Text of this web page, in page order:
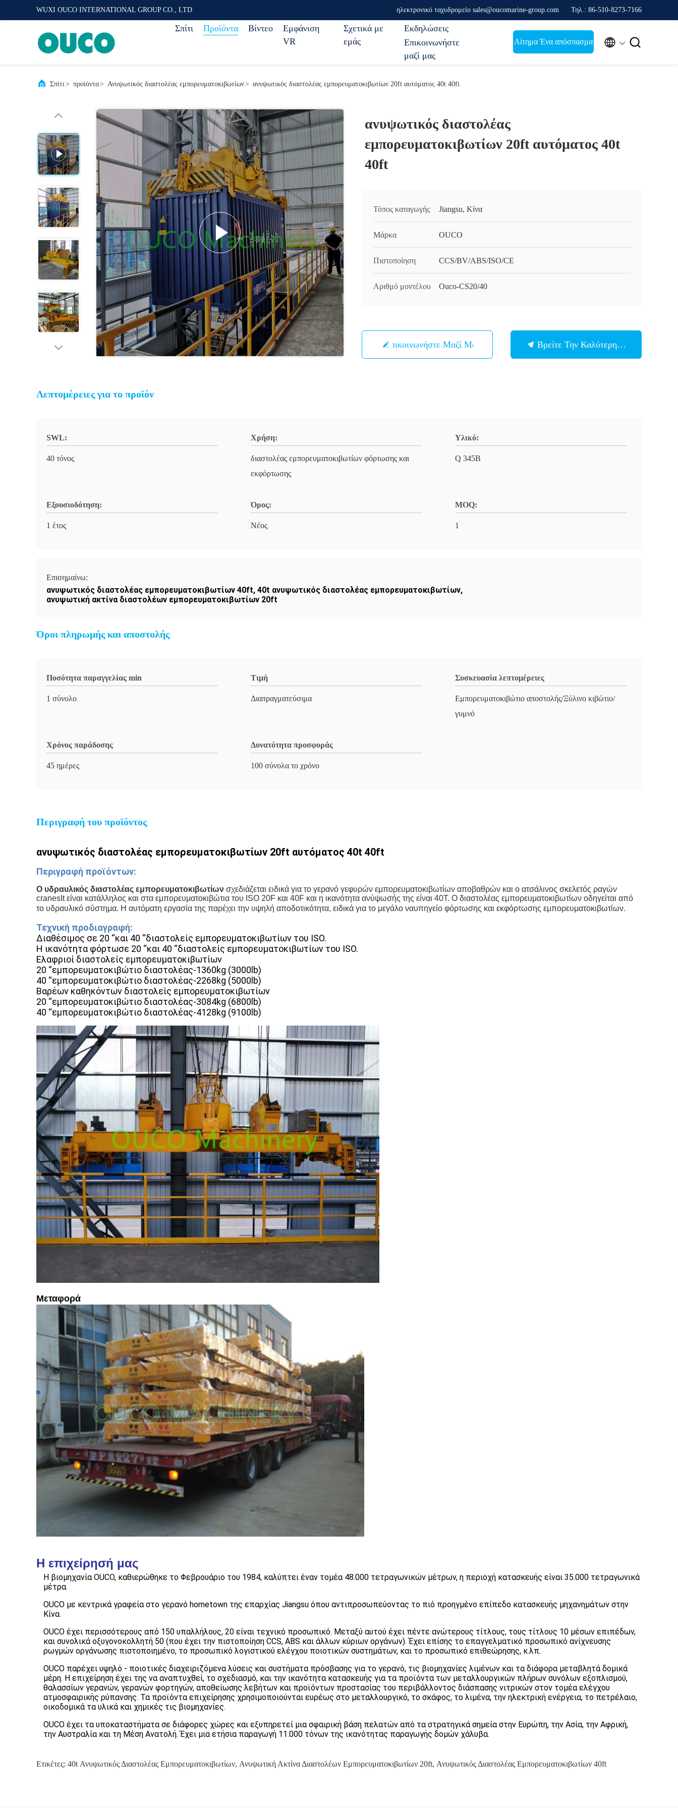
WUXI OUCO INTERNATIONAL GROUP CO., LTD ηλεκτρονικό ταχυδρομείο sales@oucomarine-group.com Τηλ.: 86-510-8273-7166
Σπίτι Προϊόντα Βίντεο
Εμφάνιση
VR
Σχετικά με
εμάς
Εκδηλώσεις
Επικοινωνήστε
μαζί μας
Αίτημα Ένα απόσπασμα  
Σπίτι> προϊόντα> Ανυψωτικός διαστολέας εμπορευματοκιβωτίων> ανυψωτικός διαστολέας εμπορευματοκιβωτίων 20ft αυτόματος 40t 40ft
ανυψωτικός διαστολέας
εμπορευματοκιβωτίων 20ft αυτόματος 40t
40ft
Τόπος καταγωγής Jiangsu, Κίνα
Μάρκα OUCO
Πιστοποίηση CCS/BV/ABS/ISO/CE
Αριθμό μοντέλου Ouco-CS20/40
Επικοινωνήστε Μαζί Μας Βρείτε Την Καλύτερη Τιμή
Λεπτομέρειες για το προϊόν
SWL:
40 τόνος
Χρήση:
διαστολέας εμπορευματοκιβωτίων φόρτωσης και
εκφόρτωσης
Υλικό:
Q 345B
Εξουσιοδότηση:
1 έτος
Όρος:
Νέος
MOQ:
1
Επισημαίνω:
ανυψωτικός διαστολέας εμπορευματοκιβωτίων 40ft, 40t ανυψωτικός διαστολέας εμπορευματοκιβωτίων,
ανυψωτική ακτίνα διαστολέων εμπορευματοκιβωτίων 20ft
Όροι πληρωμής και αποστολής
Ποσότητα παραγγελίας min
1 σύνολο
Τιμή
Διαπραγματεύσιμα
Συσκευασία λεπτομέρειες
Εμπορευματοκιβώτιο αποστολής/Ξύλινο κιβώτιο/
γυμνό
Χρόνος παράδοσης
45 ημέρες
Δυνατότητα προσφοράς
100 σύνολα το χρόνο
Περιγραφή του προϊόντος
ανυψωτικός διαστολέας εμπορευματοκιβωτίων 20ft αυτόματος 40t 40ft
Περιγραφή προϊόντων:
Ο υδραυλικός διαστολέας εμπορευματοκιβωτίων σχεδιάζεται ειδικά για το γερανό γεφυρών εμπορευματοκιβωτίων αποβαθρών και ο ατσάλινος σκελετός ραγών
cranesIt είναι κατάλληλος και στα εμπορευματοκιβώτια του ISO 20F και 40F και η ικανότητα ανύψωσής της είναι 40T. Ο διαστολέας εμπορευματοκιβωτίων οδηγείται από
το υδραυλικό σύστημα. Η αυτόματη εργασία της παρέχει την υψηλή αποδοτικότητα, ειδικά για το μεγάλο ναυπηγείο φόρτωσης και εκφόρτωσης εμπορευματοκιβωτίων.
Τεχνική προδιαγραφή:
Διαθέσιμος σε 20 “και 40 “διαστολείς εμπορευματοκιβωτίων του ISO.
Η ικανότητα φόρτωσε 20 “και 40 “διαστολείς εμπορευματοκιβωτίων του ISO.
Ελαφριοί διαστολείς εμπορευματοκιβωτίων
20 “εμπορευματοκιβώτιο διαστολέας-1360kg (3000lb)
40 “εμπορευματοκιβώτιο διαστολέας-2268kg (5000lb)
Βαρέων καθηκόντων διαστολείς εμπορευματοκιβωτίων
20 “εμπορευματοκιβώτιο διαστολέας-3084kg (6800lb)
40 “εμπορευματοκιβώτιο διαστολέας-4128kg (9100lb)
Μεταφορά
Η επιχείρησή μας
Η βιομηχανία OUCO, καθιερώθηκε το Φεβρουάριο του 1984, καλύπτει έναν τομέα 48.000 τετραγωνικών μέτρων, η περιοχή κατασκευής είναι 35.000 τετραγωνικά
μέτρα.
OUCO με κεντρικά γραφεία στο γερανό hometown της επαρχίας Jiangsu όπου αντιπροσωπεύοντας το πιό προηγμένο επίπεδο κατασκευής μηχανημάτων στην
Κίνα.
OUCO έχει περισσότερους από 150 υπαλλήλους, 20 είναι τεχνικό προσωπικό. Μεταξύ αυτού έχει πέντε ανώτερους τίτλους, τους τίτλους 10 μέσων επιπέδων,
και συνολικά οξυγονοκολλητή 50 (που έχει την πιστοποίηση CCS, ABS και άλλων κύριων οργάνων). Έχει επίσης το επαγγελματικό προσωπικό ανίχνευσης
ρωγμών οργάνωσης πιστοποιημένο, το προσωπικό λογιστικού ελέγχου ποιοτικών συστημάτων, και το προσωπικό επιθεώρησης, κ.λπ.
OUCO παρέχει υψηλό - ποιοτικές διαχειριζόμενα λύσεις και συστήματα πρόσβασης για το γερανό, τις βιομηχανίες λιμένων και τα διάφορα μεταβλητά δομικά
μέρη. Η επιχείρηση έχει της να αναπτυχθεί, το σχεδιασμό, και την ικανότητα κατασκευής για τα προϊόντα των μεταλλουργικών πλήρων συνόλων εξοπλισμού,
θαλασσίων γερανών, γερανών φορτηγών, αποθείωσης λεβήτων και προϊόντων προστασίας του περιβάλλοντος διάσπασης νιτρικών στον τομέα ελέγχου
ατμοσφαιρικής ρύπανσης. Τα προϊόντα επιχείρησης χρησιμοποιούνται ευρέως στο μεταλλουργικό, το σκάφος, το λιμένα, την ηλεκτρική ενέργεια, το πετρέλαιο,
οικοδομικά τα υλικά και χημικές τις βιομηχανίες.
OUCO έχει τα υποκαταστήματα σε διάφορες χώρες και εξυπηρετεί μια σφαιρική βάση πελατών από τα στρατηγικά σημεία στην Ευρώπη, την Ασία, την Αφρική,
την Αυστραλία και τη Μέση Ανατολή. Έχει μια ετήσια παραγωγή 11.000 τόνων της ικανότητας παραγωγής δομών χάλυβα.
Ετικέτες: 40t Ανυψωτικός Διαστολέας Εμπορευματοκιβωτίων, Ανυψωτική Ακτίνα Διαστολέων Εμπορευματοκιβωτίων 20ft, Ανυψωτικός Διαστολέας Εμπορευματοκιβωτίων 40ft